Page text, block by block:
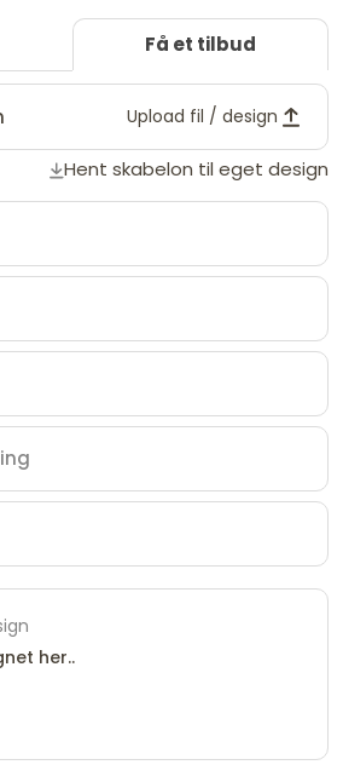
Få et tilbud
Upload fil / design
Hent skabelon til eget design